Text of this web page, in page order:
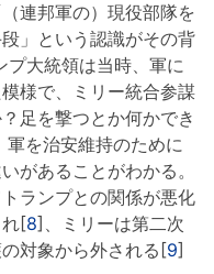
連邦軍の）現役部隊を
」という認識がその背
大統領は当時、軍に
様で、ミリー統合参謀
足を撃つとか何かでき
軍を治安維持のために
があることがわかる。
ランプとの関係が悪化
れ[8]、ミリーは第二次
対象から外される[9]